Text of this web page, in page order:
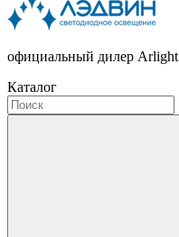
официальный дилер Arlight
Каталог